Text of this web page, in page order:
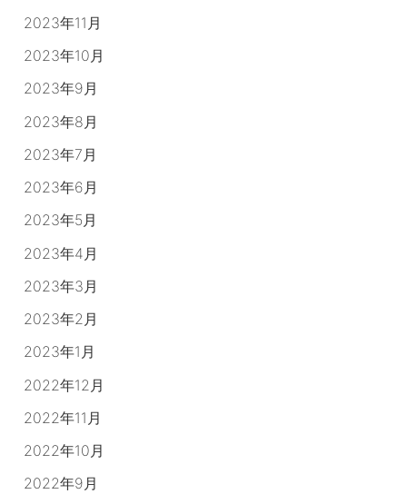
2023年11月
2023年10月
2023年9月
2023年8月
2023年7月
2023年6月
2023年5月
2023年4月
2023年3月
2023年2月
2023年1月
2022年12月
2022年11月
2022年10月
2022年9月